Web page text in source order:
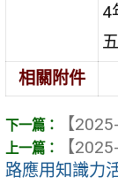
4
相關附件
【
【
路應用知識力